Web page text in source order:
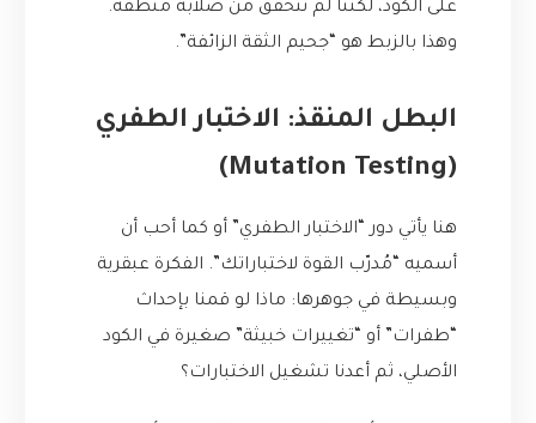
على الكود، لكننا لم نتحقق من صلابة منطقه.
وهذا بالزبط هو “جحيم الثقة الزائفة”.
البطل المنقذ: الاختبار الطفري
(Mutation Testing)
هنا يأتي دور “الاختبار الطفري” أو كما أحب أن
أسميه “مُدرّب القوة لاختباراتك”. الفكرة عبقرية
وبسيطة في جوهرها: ماذا لو قمنا بإحداث
“طفرات” أو “تغييرات خبيثة” صغيرة في الكود
الأصلي، ثم أعدنا تشغيل الاختبارات؟